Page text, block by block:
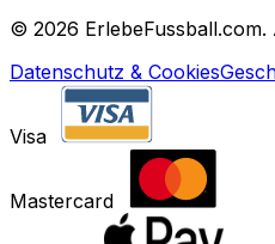
© 2026
Datenschutz & Cookies
Visa
Mastercard